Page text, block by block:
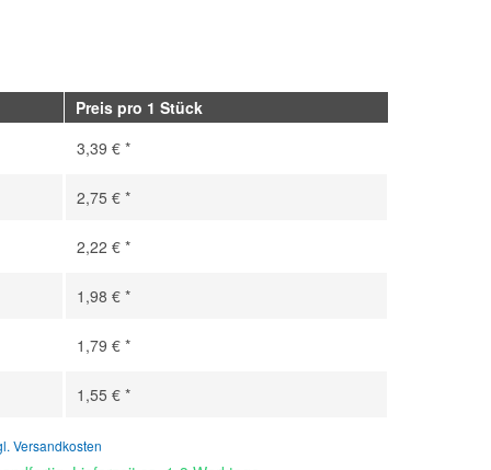
Preis pro 1 Stück
3,39 € *
2,75 € *
2,22 € *
1,98 € *
1,79 € *
1,55 € *
Versandkosten